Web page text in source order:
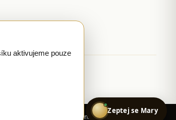
Obchodní podmínkyCookies
Zeptej se Mary
aktivujeme pouze